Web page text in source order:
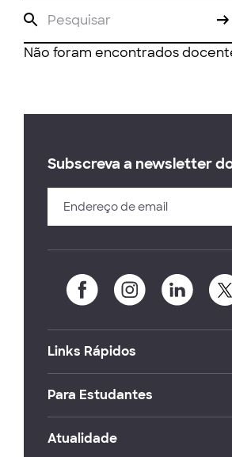
Não foram encontrados
Subscreva a newsletter
Links Rápidos
Para Estudantes
Atualidade